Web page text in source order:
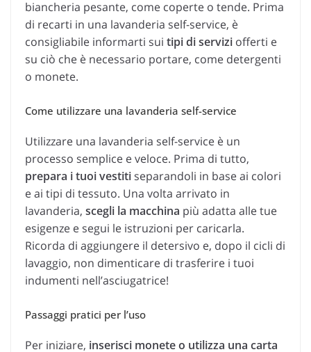
biancheria pesante, come coperte o tende. Prima
di recarti in una lavanderia self-service, è
consigliabile informarti sui tipi di servizi offerti e
su ciò che è necessario portare, come detergenti
o monete.
Come utilizzare una lavanderia self-service
Utilizzare una lavanderia self-service è un
processo semplice e veloce. Prima di tutto,
prepara i tuoi vestiti separandoli in base ai colori
e ai tipi di tessuto. Una volta arrivato in
lavanderia, scegli la macchina più adatta alle tue
esigenze e segui le istruzioni per caricarla.
Ricorda di aggiungere il detersivo e, dopo il cicli di
lavaggio, non dimenticare di trasferire i tuoi
indumenti nell’asciugatrice!
Passaggi pratici per l’uso
Per iniziare, inserisci monete o utilizza una carta